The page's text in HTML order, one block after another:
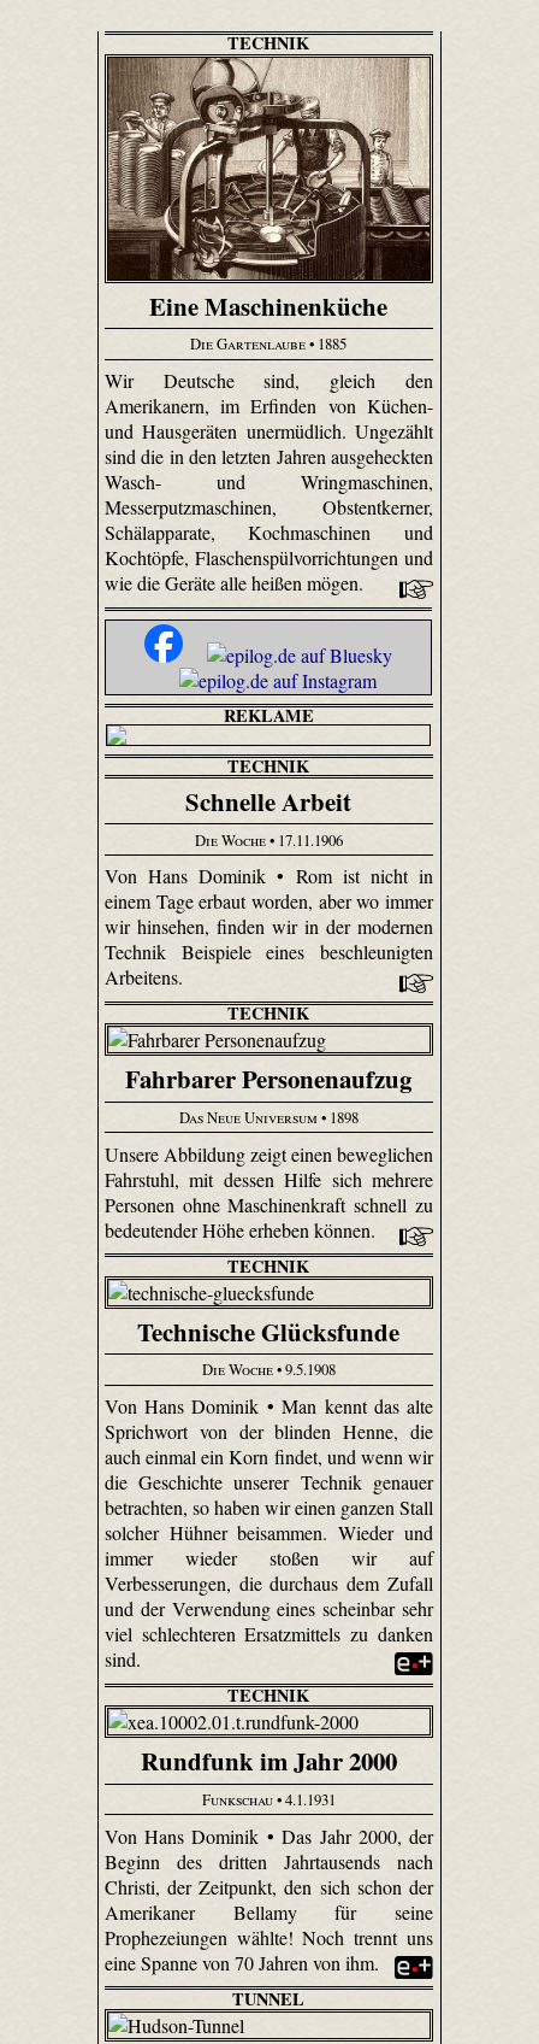
TECHNIK
Eine Maschinenküche
Die Gartenlaube• 1885
Wir Deutsche sind, gleich den
Amerikanern, im Erfinden von Küchen-
und Hausgeräten unermüdlich. Ungezählt
sind die in den letzten Jahren ausgeheckten
Wasch- und Wringmaschinen,
Messerputzmaschinen, Obstentkerner,
Schälapparate, Kochmaschinen und
Kochtöpfe, Flaschenspülvorrichtungen und
wie die Geräte alle heißen mögen.
REKLAME
TECHNIK
Schnelle Arbeit
Die Woche• 17.11.1906
Von Hans Dominik • Rom ist nicht in
einem Tage erbaut worden, aber wo immer
wir hinsehen, finden wir in der modernen
Technik Beispiele eines beschleunigten
Arbeitens.
TECHNIK
Fahrbarer Personenaufzug
Das Neue Universum • 1898
Unsere Abbildung zeigt einen beweglichen
Fahrstuhl, mit dessen Hilfe sich mehrere
Personen ohne Maschinenkraft schnell zu
bedeutender Höhe erheben können.
TECHNIK
Technische Glücksfunde
Die Woche• 9.5.1908
Von Hans Dominik • Man kennt das alte
Sprichwort von der blinden Henne, die
auch einmal ein Korn findet, und wenn wir
die Geschichte unserer Technik genauer
betrachten, so haben wir einen ganzen Stall
solcher Hühner beisammen. Wieder und
immer wieder stoßen wir auf
Verbesserungen, die durchaus dem Zufall
und der Verwendung eines scheinbar sehr
viel schlechteren Ersatzmittels zu danken
sind.
TECHNIK
Rundfunk im Jahr 2000
Funkschau• 4.1.1931
Von Hans Dominik • Das Jahr 2000, der
Beginn des dritten Jahrtausends nach
Christi, der Zeitpunkt, den sich schon der
Amerikaner Bellamy für seine
Prophezeiungen wählte! Noch trennt uns
eine Spanne von 70 Jahren von ihm.
TUNNEL